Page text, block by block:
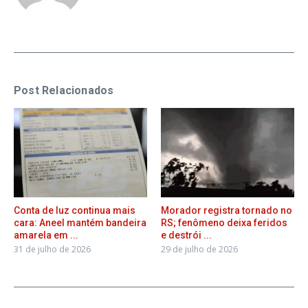
Post Relacionados
Conta de luz continua mais
cara: Aneel mantém bandeira
amarela em ...
31 de julho de 2026
Morador registra tornado no
RS; fenômeno deixa feridos
e destrói ...
29 de julho de 2026